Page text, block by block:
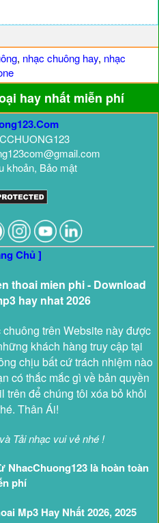
, nhạc chuông hay, nhạc
hay nhất miễn phí
khoản, Bảo mật
Chủ ]
thoai mien phi - Download
hay nhat 2026
trên Website này được
khách hàng truy cập tại
chịu bất cứ trách nhiệm nào
có thắc mắc gì về bản quyền
trên để chúng tôi xóa bỏ khỏi
Thân Ái!
Tải nhạc vui vẻ nhé !
NhacChuong123 là hoàn toàn
phí
Mp3 Hay Nhất 2026, 2025